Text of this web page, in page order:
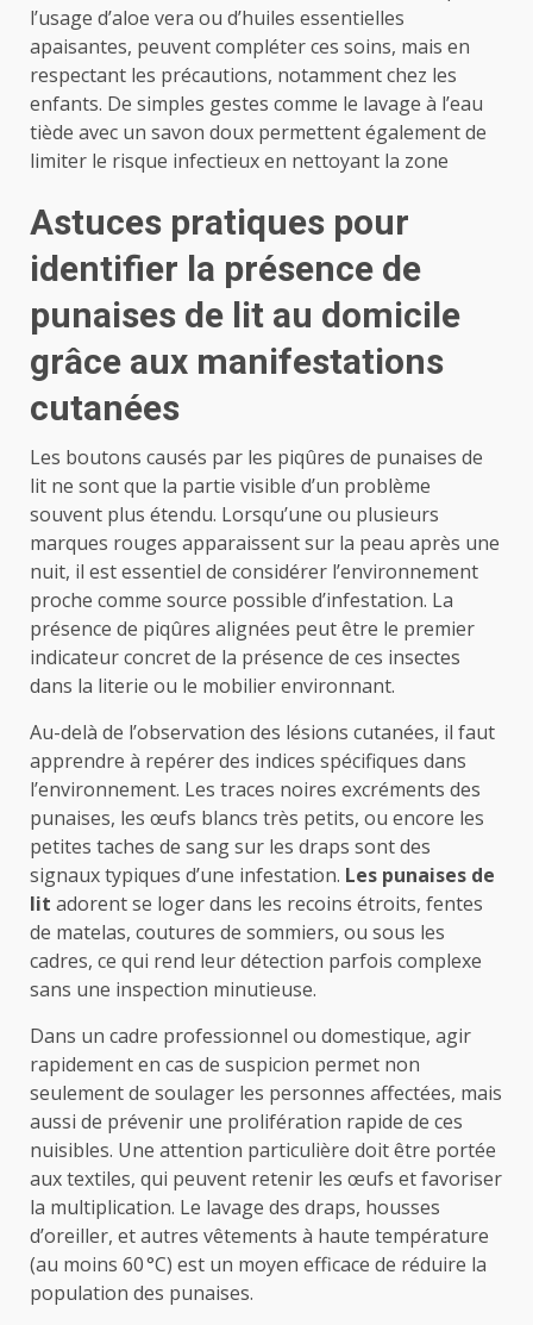
l’usage d’aloe vera ou d’huiles essentielles
apaisantes, peuvent compléter ces soins, mais en
respectant les précautions, notamment chez les
enfants. De simples gestes comme le lavage à l’eau
tiède avec un savon doux permettent également de
limiter le risque infectieux en nettoyant la zone
Astuces pratiques pour
identifier la présence de
punaises de lit au domicile
grâce aux manifestations
cutanées
Les boutons causés par les piqûres de punaises de
lit ne sont que la partie visible d’un problème
souvent plus étendu. Lorsqu’une ou plusieurs
marques rouges apparaissent sur la peau après une
nuit, il est essentiel de considérer l’environnement
proche comme source possible d’infestation. La
présence de piqûres alignées peut être le premier
indicateur concret de la présence de ces insectes
dans la literie ou le mobilier environnant.
Au-delà de l’observation des lésions cutanées, il faut
apprendre à repérer des indices spécifiques dans
l’environnement. Les traces noires excréments des
punaises, les œufs blancs très petits, ou encore les
petites taches de sang sur les draps sont des
signaux typiques d’une infestation. Les punaises de
lit adorent se loger dans les recoins étroits, fentes
de matelas, coutures de sommiers, ou sous les
cadres, ce qui rend leur détection parfois complexe
sans une inspection minutieuse.
Dans un cadre professionnel ou domestique, agir
rapidement en cas de suspicion permet non
seulement de soulager les personnes affectées, mais
aussi de prévenir une prolifération rapide de ces
nuisibles. Une attention particulière doit être portée
aux textiles, qui peuvent retenir les œufs et favoriser
la multiplication. Le lavage des draps, housses
d’oreiller, et autres vêtements à haute température
(au moins 60 °C) est un moyen efficace de réduire la
population des punaises.